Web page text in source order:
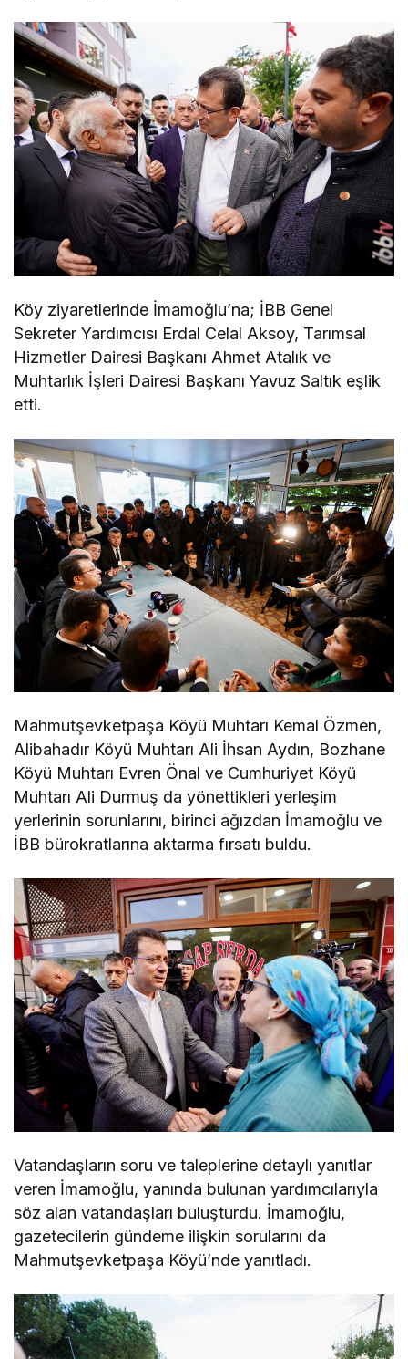
Köy ziyaretlerinde İmamoğlu’na; İBB Genel
Sekreter Yardımcısı Erdal Celal Aksoy, Tarımsal
Hizmetler Dairesi Başkanı Ahmet Atalık ve
Muhtarlık İşleri Dairesi Başkanı Yavuz Saltık eşlik
etti.
Mahmutşevketpaşa Köyü Muhtarı Kemal Özmen,
Alibahadır Köyü Muhtarı Ali İhsan Aydın, Bozhane
Köyü Muhtarı Evren Önal ve Cumhuriyet Köyü
Muhtarı Ali Durmuş da yönettikleri yerleşim
yerlerinin sorunlarını, birinci ağızdan İmamoğlu ve
İBB bürokratlarına aktarma fırsatı buldu.
Vatandaşların soru ve taleplerine detaylı yanıtlar
veren İmamoğlu, yanında bulunan yardımcılarıyla
söz alan vatandaşları buluşturdu. İmamoğlu,
gazetecilerin gündeme ilişkin sorularını da
Mahmutşevketpaşa Köyü’nde yanıtladı.